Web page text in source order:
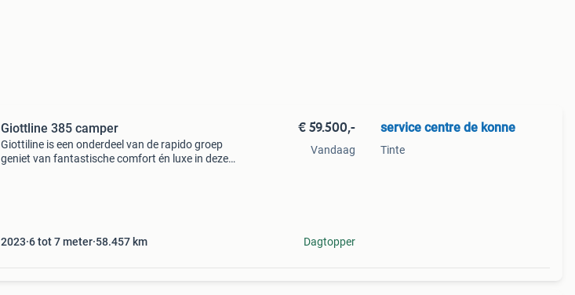
Giottline 385 camper
Giottiline is een onderdeel van de rapido groep
geniet van fantastische comfort én luxe in deze
2023 6 tot 7 meter 58.457 km
€ 59.500,-
Vandaag
Dagtopper
service centre de konne
Tinte